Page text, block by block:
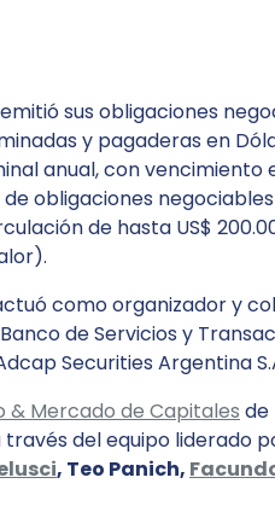
sus obligaciones
y pagaderas en
anual, con vencimiento
obligaciones
de hasta US$
como organizador y
de Servicios y
Securities Argentina
& Mercado de Capitales de
través del equipo liderado
, Teo Panich,